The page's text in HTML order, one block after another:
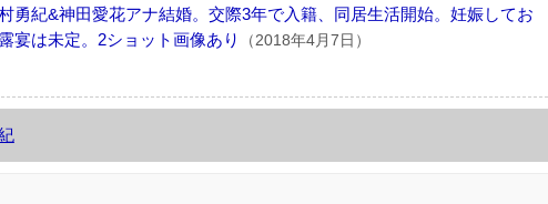
勇紀&神田愛花アナ結婚。交際3年で入籍、同居生活開始。妊娠してお
宴は未定。2ショット画像あり
（2018年4月7日）